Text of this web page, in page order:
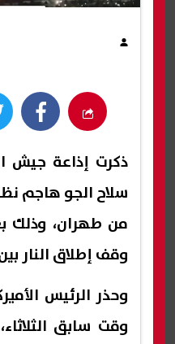
ذكرت إذاعة جيش
سلاح الجو هاجم
من طهران، وذلك
وقف إطلاق النار
وحذر الرئيس
وقت سابق